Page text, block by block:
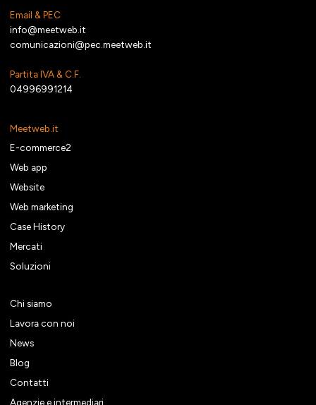
Email & PEC
info@meetweb.it
comunicazioni@pec.meetweb.it
Partita IVA & C.F.
04996991214
Meetweb.it
E-commerce2
Web app
Website
Web marketing
Case History
Mercati
Soluzioni
Chi siamo
Lavora con noi
News
Blog
Contatti
Agenzie e intermediari